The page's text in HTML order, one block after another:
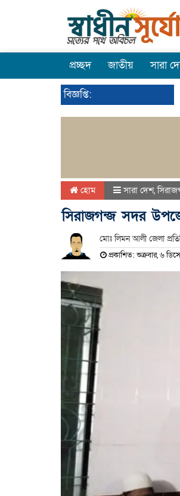
প্রচ্ছদ জাতীয় সারা
বিজ্ঞপ্তি:
হোম সারা দেশ,
সিরাজগন্জ সদর
মোঃ লিমন আলী জেলা
প্রকাশিত: শুক্রবার, ৬